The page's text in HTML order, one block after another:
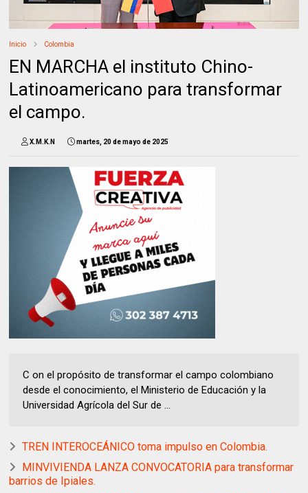
Inicio Colombia
EN MARCHA el instituto Chino-
Latinoamericano para transformar
el campo.
X.M.K.N martes, 20 de mayo de 2025
C on el propósito de transformar el campo colombiano
desde el conocimiento, el Ministerio de Educación y la
Universidad Agrícola del Sur de ...
TREN INTEROCEÁNICO toma impulso en Colombia.
MINVIVIENDA LANZA CONVOCATORIA para transformar
barrios de Ipiales.